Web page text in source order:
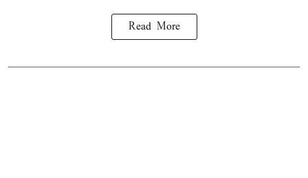
Read More